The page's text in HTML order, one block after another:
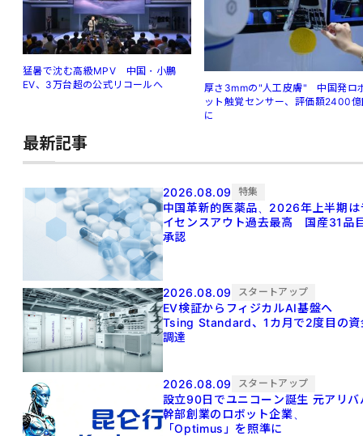
猛暑で沈む高級MPV 中国・小鵬
EV、3万台超の公式リコールへ
厚さ3mmの"人工皮膚" 中国発ロ
ット触覚センサー、評価額2400
に
最新記事
2026.08.09 特集
中国革新的医薬品、2026年上半期は
イセンスアウト過去最高 国産31品
承認
2026.08.09 スタートアップ
EV検証からフィジカルAI基盤へ
Tsing Standard、1カ月で2度目の資
調達
2026.08.09 スタートアップ
設立90日でユニコーン誕生 元アリババ
幹部創業のロボット企業、
「Optimus」を照準に